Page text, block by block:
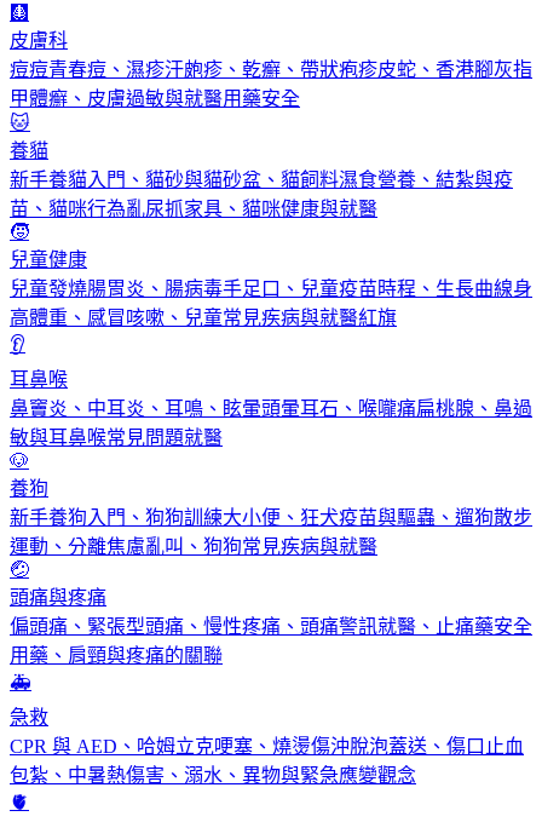
🩻
皮膚科
痘痘青春痘、濕疹汗皰疹、乾癬、帶狀疱疹皮蛇、香港腳灰指
甲體癬、皮膚過敏與就醫用藥安全
🐱
養貓
新手養貓入門、貓砂與貓砂盆、貓飼料濕食營養、結紮與疫
苗、貓咪行為亂尿抓家具、貓咪健康與就醫
🧒
兒童健康
兒童發燒腸胃炎、腸病毒手足口、兒童疫苗時程、生長曲線身
高體重、感冒咳嗽、兒童常見疾病與就醫紅旗
👂
耳鼻喉
鼻竇炎、中耳炎、耳鳴、眩暈頭暈耳石、喉嚨痛扁桃腺、鼻過
敏與耳鼻喉常見問題就醫
🐶
養狗
新手養狗入門、狗狗訓練大小便、狂犬疫苗與驅蟲、遛狗散步
運動、分離焦慮亂叫、狗狗常見疾病與就醫
🤕
頭痛與疼痛
偏頭痛、緊張型頭痛、慢性疼痛、頭痛警訊就醫、止痛藥安全
用藥、肩頸與疼痛的關聯
🚑
急救
CPR 與 AED、哈姆立克哽塞、燒燙傷沖脫泡蓋送、傷口止血
包紮、中暑熱傷害、溺水、異物與緊急應變觀念
🫀